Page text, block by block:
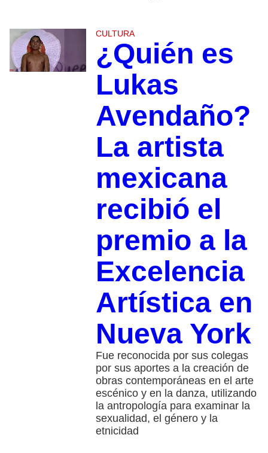
CULTURA
¿Quién es
Lukas
Avendaño?
La artista
mexicana
recibió el
premio a la
Excelencia
Artística en
Nueva York
Fue reconocida por sus colegas
por sus aportes a la creación de
obras contemporáneas en el arte
escénico y en la danza, utilizando
la antropología para examinar la
sexualidad, el género y la
etnicidad